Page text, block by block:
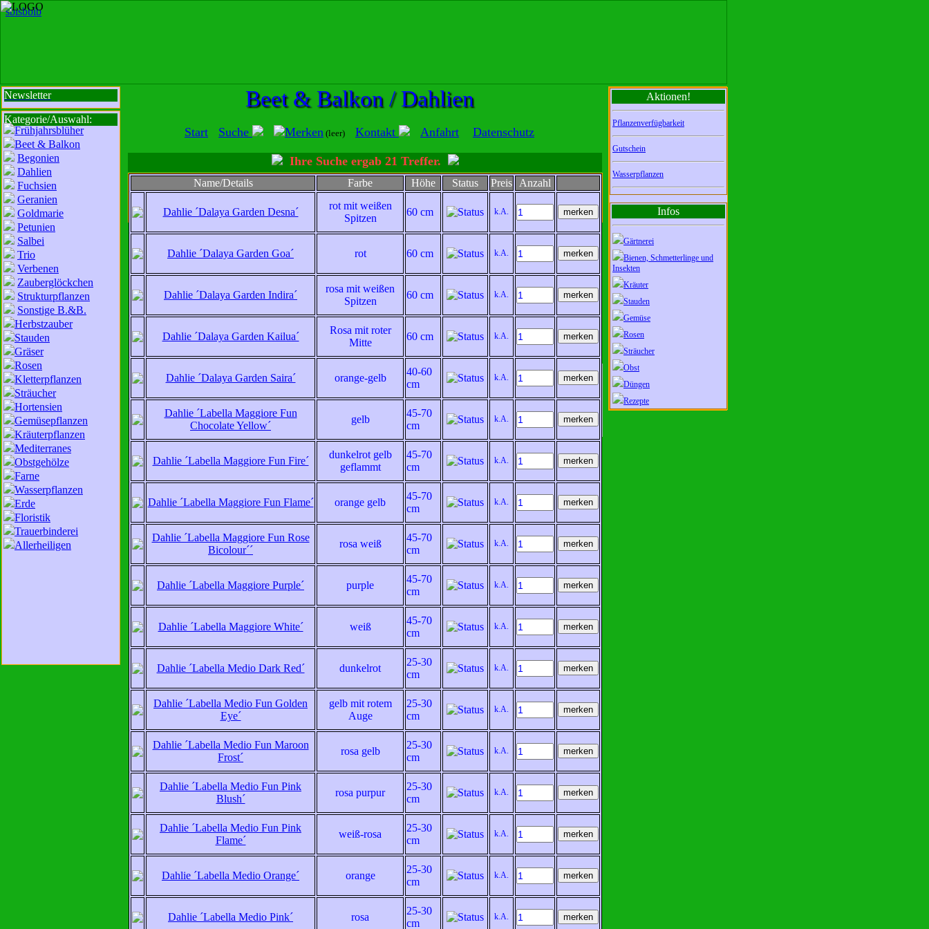
sbisbbib
Start Suche Merken (leer) Kontakt Anfahrt Datenschutz
Beet & Balkon / Dahlien Aktionen!
Pflanzenverfügbarkeit
Gutschein
Wasserpflanzen
Infos
Gärtnerei
Bienen, Schmetterlinge und
Insekten
Kräuter
Stauden
Gemüse
Rosen
Sträucher
Obst
Düngen
Rezepte
Newsletter
Kategorie/Auswahl:
Frühjahrsblüher
Beet & Balkon
Begonien
Dahlien
Fuchsien
Geranien
Goldmarie
Petunien
Salbei
Trio
Verbenen
Zauberglöckchen
Strukturpflanzen
Sonstige B.&B.
Herbstzauber
Stauden
Gräser
Rosen
Kletterpflanzen
Sträucher
Hortensien
Gemüsepflanzen
Kräuterpflanzen
Mediterranes
Obstgehölze
Farne
Wasserpflanzen
Erde
Floristik
Trauerbinderei
Allerheiligen
Wir sind für Sie da:
Mo - Fr: 8 - 18 Uhr
Ihren Besuch.
Besuchen Sie uns auf Facebook und
bekommen Sie weitere
interessante
Informationen über uns und
unsere Aktivitäten.
Ihre Suche ergab 21 Treffer.
Mit der Nutzung unserer Dienste erklären Sie sich mit unserer Datenschutzerklärung einverstanden,
zur Datenschutzerklärung
OK
Name/Details Farbe Höhe Status Preis Anzahl
Dahlie ´Dalaya Garden Desna´
rot mit weißen
Spitzen
60 cm k.A.
Dahlie ´Dalaya Garden Goa´ rot 60 cm k.A.
Dahlie ´Dalaya Garden Indira´
rosa mit weißen
Spitzen
60 cm k.A.
Dahlie ´Dalaya Garden Kailua´
Rosa mit roter
Mitte
60 cm k.A.
Dahlie ´Dalaya Garden Saira´ orange-gelb
40-60
cm
k.A.
Dahlie ´Labella Maggiore Fun
Chocolate Yellow´
gelb
45-70
cm
k.A.
Dahlie ´Labella Maggiore Fun Fire´
dunkelrot gelb
geflammt
45-70
cm
k.A.
Dahlie ´Labella Maggiore Fun Flame´ orange gelb
45-70
cm
k.A.
Dahlie ´Labella Maggiore Fun Rose
Bicolour´´
rosa weiß
45-70
cm
k.A.
Dahlie ´Labella Maggiore Purple´ purple
45-70
cm
k.A.
Dahlie ´Labella Maggiore White´ weiß
45-70
cm
k.A.
Dahlie ´Labella Medio Dark Red´ dunkelrot
25-30
cm
k.A.
Dahlie ´Labella Medio Fun Golden
Eye´
gelb mit rotem
Auge
25-30
cm
k.A.
Dahlie ´Labella Medio Fun Maroon
Frost´
rosa gelb
25-30
cm
k.A.
Dahlie ´Labella Medio Fun Pink
Blush´
rosa purpur
25-30
cm
k.A.
Dahlie ´Labella Medio Fun Pink
Flame´
weiß-rosa
25-30
cm
k.A.
Dahlie ´Labella Medio Orange´ orange
25-30
cm
k.A.
Dahlie ´Labella Medio Pink´ rosa
25-30
cm
k.A.